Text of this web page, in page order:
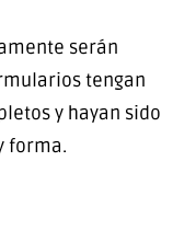
serán
tengan
y hayan sido
forma.